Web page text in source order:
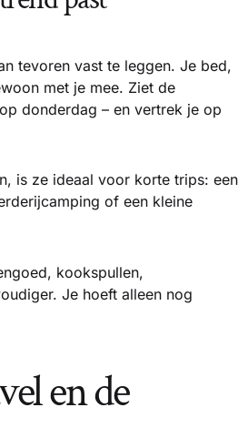
tevoren vast te leggen. Je bed,
met je mee. Ziet de
donderdag – en vertrek je op
is ze ideaal voor korte trips: een
of een kleine
kookspullen,
Je hoeft alleen nog
en de